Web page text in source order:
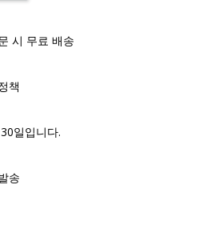
시 무료 배송
책
일입니다.
송